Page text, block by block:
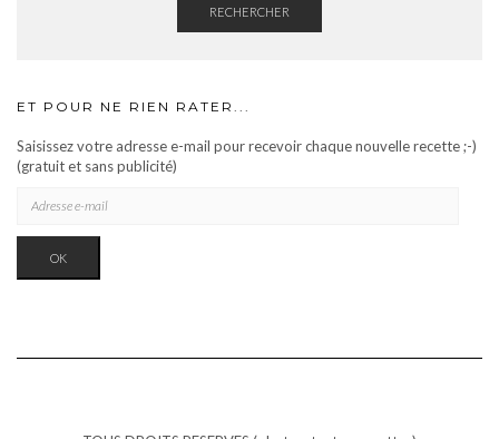
RECHERCHER
ET POUR NE RIEN RATER...
Saisissez votre adresse e-mail pour recevoir chaque nouvelle recette ;-)
(gratuit et sans publicité)
OK